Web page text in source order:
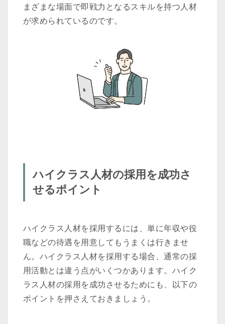
まざまな場面で即戦力となるスキルを持つ人材
が求められているのです。
ハイクラス人材の採用を成功さ
せるポイント
ハイクラス人材を採用するには、単に年収や役
職などの待遇を用意してもうまくは行きませ
ん。ハイクラス人材を採用する場合、通常の採
用活動とは違う点がいくつかあります。ハイク
ラス人材の採用を成功させるためにも、以下の
ポイントを押さえておきましょう。